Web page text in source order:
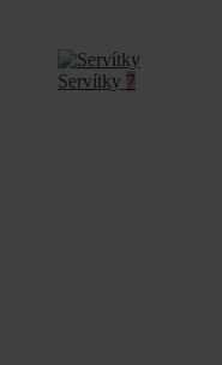
Servítky 7